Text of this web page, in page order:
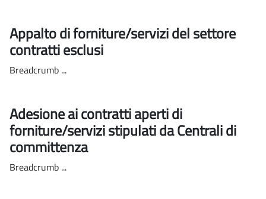
Appalto di forniture/servizi del settore
contratti esclusi
Breadcrumb ...
Adesione ai contratti aperti di
forniture/servizi stipulati da Centrali di
committenza
Breadcrumb ...